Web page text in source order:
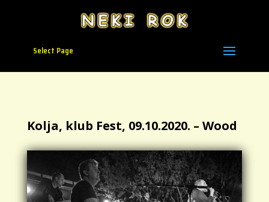
Select Page
Kolja, klub Fest, 09.10.2020. – Wood